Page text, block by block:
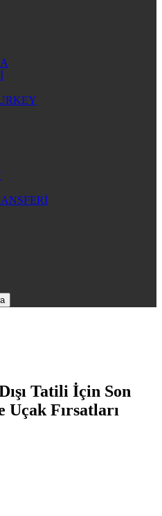
Tatili İçin Son
Fırsatları